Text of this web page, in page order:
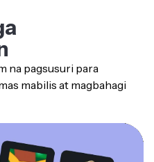
na pagsusuri para
mabilis at magbahagi